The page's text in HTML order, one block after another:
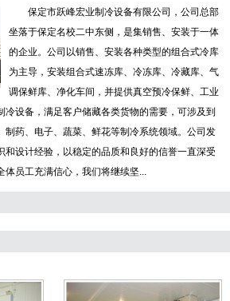
保定市跃峰宏业制冷设备有限公司，公司总部
坐落于保定名校二中东侧，是集销售、安装于一体
的企业。公司以销售、安装各种类型的组合式冷库
为主导，安装组合式速冻库、冷冻库、冷藏库、气
调保鲜库、净化车间，并提供真空预冷保鲜、工业
冷设备，满足客户储藏各类货物的需要，可涉及到
制药、电子、蔬菜、鲜花等制冷系统领域。公司发
和设计经验，以稳定的品质和良好的信誉一直深受
体员工充满信心，我们将继续坚...